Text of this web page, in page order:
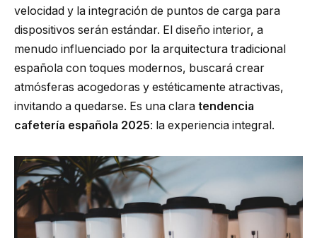
velocidad y la integración de puntos de carga para
dispositivos serán estándar. El diseño interior, a
menudo influenciado por la arquitectura tradicional
española con toques modernos, buscará crear
atmósferas acogedoras y estéticamente atractivas,
invitando a quedarse. Es una clara tendencia
cafetería española 2025: la experiencia integral.